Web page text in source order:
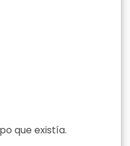
que existía.